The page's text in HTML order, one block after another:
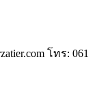
โทร: 061